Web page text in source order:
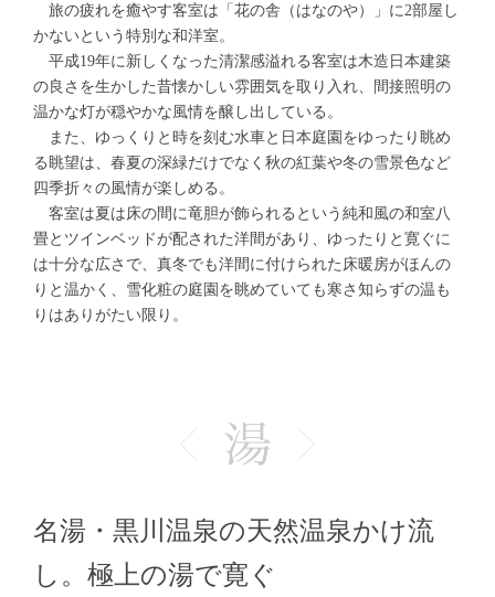
旅の疲れを癒やす客室は「花の舎（はなのや）」に2部屋し
かないという特別な和洋室。
平成19年に新しくなった清潔感溢れる客室は木造日本建築
の良さを生かした昔懐かしい雰囲気を取り入れ、間接照明の
温かな灯が穏やかな風情を醸し出している。
また、ゆっくりと時を刻む水車と日本庭園をゆったり眺め
る眺望は、春夏の深緑だけでなく秋の紅葉や冬の雪景色など
四季折々の風情が楽しめる。
客室は夏は床の間に竜胆が飾られるという純和風の和室八
畳とツインベッドが配された洋間があり、ゆったりと寛ぐに
は十分な広さで、真冬でも洋間に付けられた床暖房がほんの
りと温かく、雪化粧の庭園を眺めていても寒さ知らずの温も
りはありがたい限り。
名湯・黒川温泉の天然温泉かけ流
し。極上の湯で寛ぐ